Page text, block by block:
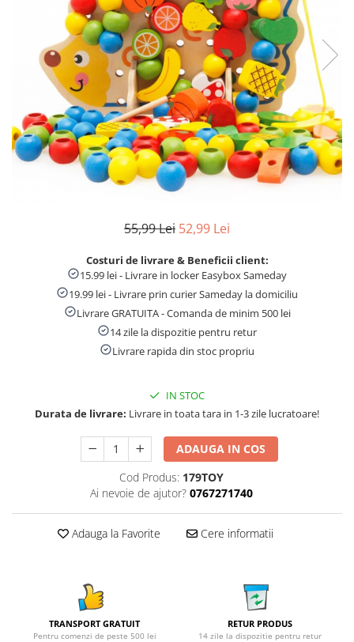
Tablite educative
55,99 Lei 52,99 Lei
Costuri de livrare & Beneficii client:
15.99 lei - Livrare in locker Easybox Sameday
19.99 lei - Livrare prin curier Sameday la domiciliu
Livrare GRATUITA - Comanda de minim 500 lei
14 zile la dispozitie pentru retur
Livrare rapida din stoc propriu
IN STOC
Durata de livrare: Livrare in toata tara in 1-3 zile lucratoare!
ADAUGA IN COS
Cod Produs: 179TOY
Ai nevoie de ajutor? 0767271740
Adauga la Favorite Cere informatii
TRANSPORT GRATUIT
Pentru comenzi de peste 500 lei
RETUR PRODUS
14 zile la dispozitie pentru retur